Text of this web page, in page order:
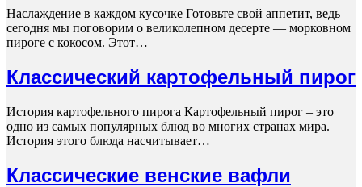
Наслаждение в каждом кусочке Готовьте свой аппетит, ведь
сегодня мы поговорим о великолепном десерте — морковном
пироге с кокосом. Этот…
Классический картофельный пирог
История картофельного пирога Картофельный пирог – это
одно из самых популярных блюд во многих странах мира.
История этого блюда насчитывает…
Классические венские вафли